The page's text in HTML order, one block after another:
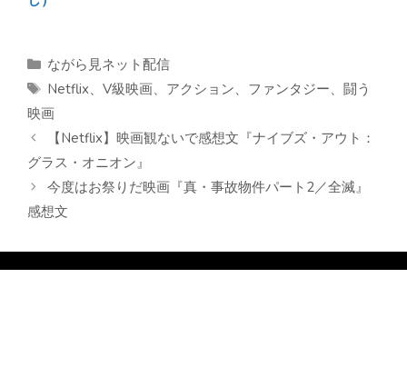
カ
テ
リ
ー
ながら見ネット配信
タ
グ
Netflix、 V級映画、 アクション、 ファンタジー、 闘う
映画
【Netflix】映画観ないで感想文『ナイブズ・アウト：
グラス・オニオン』
今度はお祭りだ映画『真・事故物件パート2／全滅』
感想文